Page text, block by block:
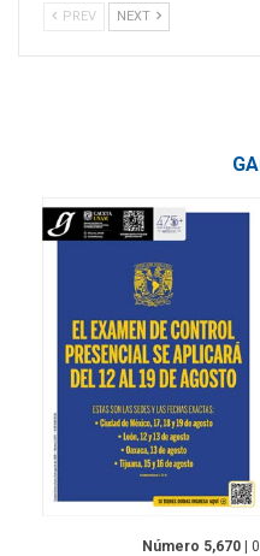
PREV NEXT
Número 5,670 |